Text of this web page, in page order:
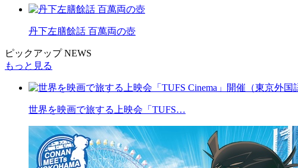
丹下左膳餘話 百萬両の壺
ピックアップ NEWS
もっと見る
世界を映画で旅する上映会「TUFS…